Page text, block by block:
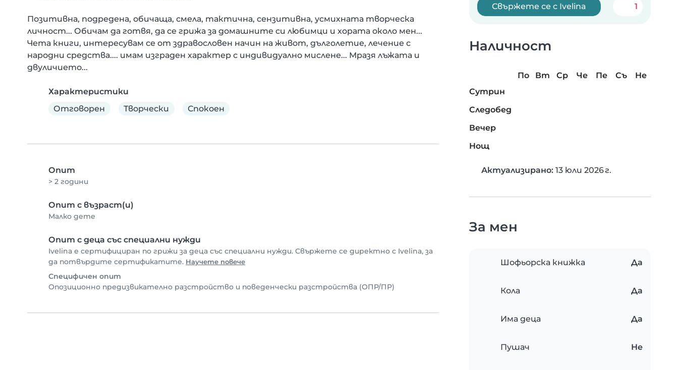
Позитивна, подредена, обичаща, смела, тактична, сензитивна, усмихната творческа
личност... Обичам да готвя, да се грижа за домашните си любимци и хората около мен...
Чета книги, интересувам се от здравословен начин на живот, дълголетие, лечение с
народни средства.... имам изграден характер с индивидуално мислене... Мразя лъжата и
двуличието...
Характеристики
Отговорен
Творчески Спокоен
Опит
> 2 години
Опит с възраст(и)
Малко дете
Опит с деца със специални нужди
Ivelina е сертифициран по грижи за деца със специални нужди. Свържете се директно с Ivelina, за
да потвърдите сертификатите. Научете повече
Специфичен опит
Опозиционно предизвикателно разстройство и поведенчески разстройства (ОПР/ПР)
Свържете се с Ivelina 1
Наличност
По Вт Ср Че Пе Съ
Не
Сутрин
Следобед
Вечер
Нощ
Актуализирано: 13 юли 2026 г.
За мен
Шофьорска книжка Да
Кола Да
Има деца Да
Пушач Не